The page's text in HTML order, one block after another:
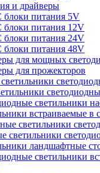
и драйверы
блоки питания 5V
блоки питания 12V
блоки питания 24V
блоки питания 48V
для мощных
для прожекторов
светильники
встраиваемые в
светильники
ландшафтные
светильники